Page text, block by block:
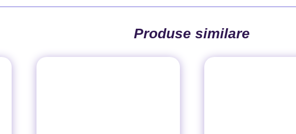
Produse similare